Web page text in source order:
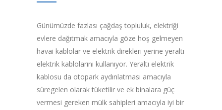
Günümüzde fazlası çağdaş topluluk, elektriği
evlere dağıtmak amacıyla göze hoş gelmeyen
havai kablolar ve elektrik direkleri yerine yeraltı
elektrik kablolarını kullanıyor. Yeraltı elektrik
kablosu da otopark aydınlatması amacıyla
süregelen olarak tüketilir ve ek binalara güç
vermesi gereken mülk sahipleri amacıyla iyi bir